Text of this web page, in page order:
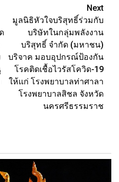
Next
มูลนิธิหัวใจบริสุทธิ์ร่วมกับ
บริษัทในกลุ่มพลังงาน
บริสุทธิ์ จำกัด (มหาชน)
บริจาค มอบอุปกรณ์ป้องกัน
โรคติดเชื้อไวรัสโควิด-19
ให้แก่ โรงพยาบาลท่าศาลา
โรงพยาบาลสิชล จังหวัด
นครศรีธรรมราช